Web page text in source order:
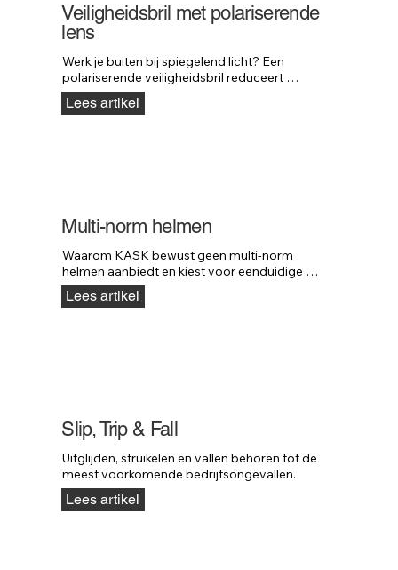
Veiligheidsbril met polariserende
lens
Werk je buiten bij spiegelend licht? Een
polariserende veiligheidsbril reduceert
schittering en verbetert contrast en comfort.
Lees artikel
Multi-norm helmen
Waarom KASK bewust geen multi-norm
helmen aanbiedt en kiest voor eenduidige
veiligheid.
Lees artikel
Slip, Trip & Fall
Uitglijden, struikelen en vallen behoren tot de
meest voorkomende bedrijfsongevallen.
Lees artikel